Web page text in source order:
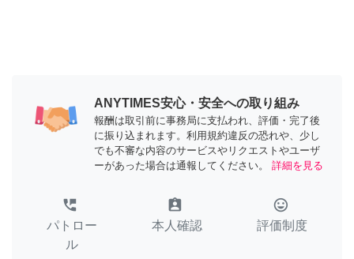
ANYTIMES安心・安全への取り組み
報酬は取引前に事務局に支払われ、評価・完了後
に振り込まれます。利用規約違反の恐れや、少し
でも不審な内容のサービスやリクエストやユーザ
ーがあった場合は通報してください。
詳細を見る
perm_phone_msg
パトロー
ル
assignment_ind
本人確認
tag_faces
評価制度